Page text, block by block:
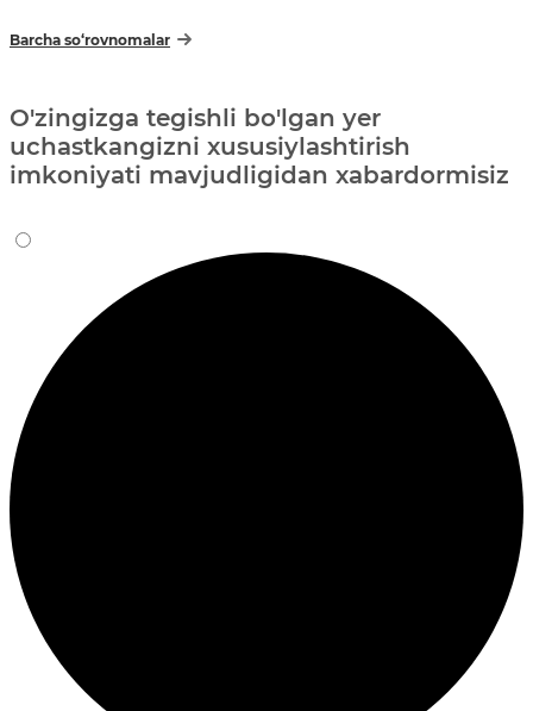
Barcha so‘rovnomalar
O'zingizga tegishli bo'lgan yer
uchastkangizni xususiylashtirish
imkoniyati mavjudligidan xabardormisiz